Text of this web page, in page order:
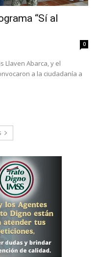
“Sí al
0
Llaven Abarca, y el
a la ciudadanía a